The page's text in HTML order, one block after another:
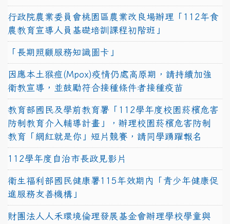
行政院農業委員會桃園區農業改良場辦理「112年食
農教育宣導人員基礎培訓課程初階班」
「長期照顧服務知識圖卡」
因應本土猴痘(Mpox)疫情仍處高原期，請持續加強
衛教宣導，並鼓勵符合接種條件者接種疫苗
教育部國民及學前教育署「112學年度校園菸檳危害
防制教育介入輔導計畫」，辦理校園菸檳危害防制
教育「網紅就是你」短片競賽，請同學踴躍報名
112學年度自治市長政見影片
衛生福利部國民健康署115年效期內「青少年健康促
進服務友善機構」
財團法人人禾環境倫理發展基金會辦理學校學童與